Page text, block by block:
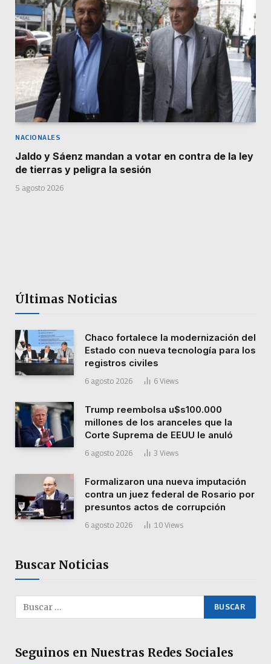
NACIONALES
Jaldo y Sáenz mandan a votar en contra de la ley
de tierras y peligra la sesión
5 agosto 2026
Últimas Noticias
Chaco fortalece la modernización del
Estado con nueva tecnología para los
registros civiles
6 agosto 2026 6 Views
Trump reembolsa u$s100.000
millones de los aranceles que la
Corte Suprema de EEUU le anuló
6 agosto 2026 3 Views
Formalizaron una nueva imputación
contra un juez federal de Rosario por
presuntos actos de corrupción
6 agosto 2026 10 Views
Buscar Noticias
Seguinos en Nuestras Redes Sociales